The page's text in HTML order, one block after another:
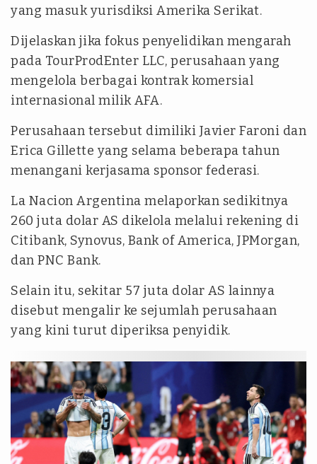
yang masuk yurisdiksi Amerika Serikat.
Dijelaskan jika fokus penyelidikan mengarah
pada TourProdEnter LLC, perusahaan yang
mengelola berbagai kontrak komersial
internasional milik AFA.
Perusahaan tersebut dimiliki Javier Faroni dan
Erica Gillette yang selama beberapa tahun
menangani kerjasama sponsor federasi.
La Nacion Argentina melaporkan sedikitnya
260 juta dolar AS dikelola melalui rekening di
Citibank, Synovus, Bank of America, JPMorgan,
dan PNC Bank.
Selain itu, sekitar 57 juta dolar AS lainnya
disebut mengalir ke sejumlah perusahaan
yang kini turut diperiksa penyidik.